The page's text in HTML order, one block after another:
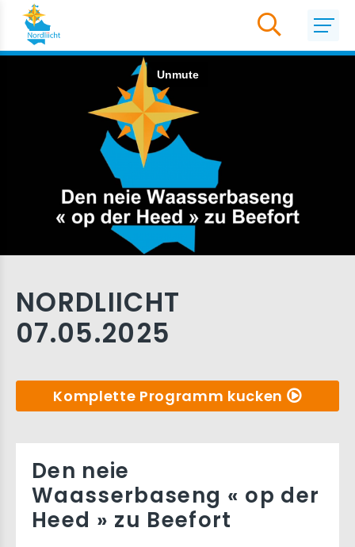
NORDLIICHT
07.05.2025
Komplette Programm kucken
Den neie
Waasserbaseng « op der
Heed » zu Beefort